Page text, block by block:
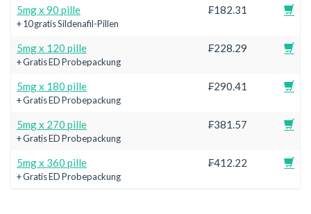
5mg x 90 pille
+ 10 gratis Sildenafil-Pillen
₣182.31
5mg x 120 pille
+ Gratis ED Probepackung
₣228.29
5mg x 180 pille
+ Gratis ED Probepackung
₣290.41
5mg x 270 pille
+ Gratis ED Probepackung
₣381.57
5mg x 360 pille
+ Gratis ED Probepackung
₣412.22